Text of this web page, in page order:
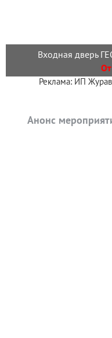
Входная дверь
Реклама: ИП
Анонс